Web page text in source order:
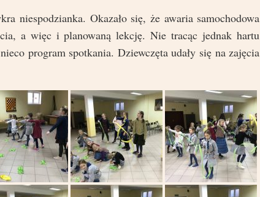
niespodzianka. Okazało się, że awaria samochodowa
a więc i planowaną lekcję. Nie tracąc jednak hartu
program spotkania. Dziewczęta udały się na zajęcia